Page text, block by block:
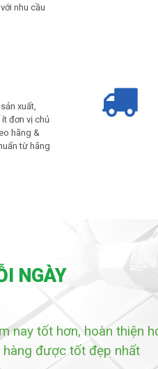
nhu cầu
xuất,
đơn vị chủ
hãng &
từ hãng
NGÀY
nay tốt hơn, hoàn thiện
được tốt đẹp nhất